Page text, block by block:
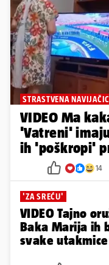
STRASTVENA
VIDEO Ma
'Vatreni'
ih 'poškropi'
14
'ZA SREĆU'
VIDEO Tajno
Baka Marija ih
svake